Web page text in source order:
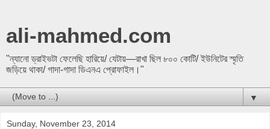
ali-mahmed.com
"ন্যানো ড্রাইভটা ফেলেছি হারিয়ে/ যেটায়—রাখা ছিল ৮০০ কোটি/ ইউনিটের স্মৃতি
জড়িয়ে থাকা/ গাদা-গাদা ডিএনএ প্রোফাইল।"
▼
Sunday, November 23, 2014